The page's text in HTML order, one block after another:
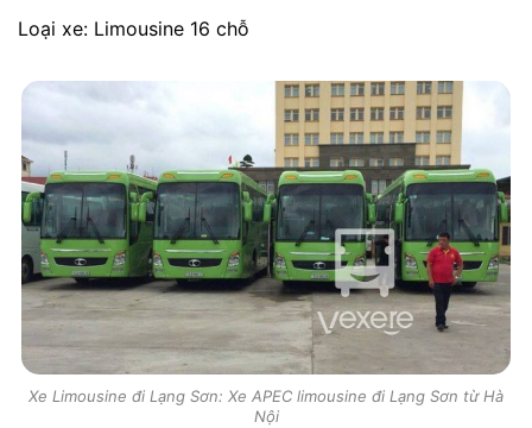
Loại xe: Limousine 16 chỗ
Xe Limousine đi Lạng Sơn: Xe APEC limousine đi Lạng Sơn từ Hà
Nội